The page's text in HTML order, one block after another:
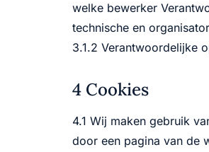
welke bewerker
technische en
3.1.2 Verantwoordelijke
4 Cookies
4.1 Wij maken gebruik
door een pagina van de